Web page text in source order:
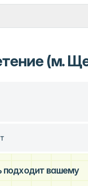
(м.
подходит вашему